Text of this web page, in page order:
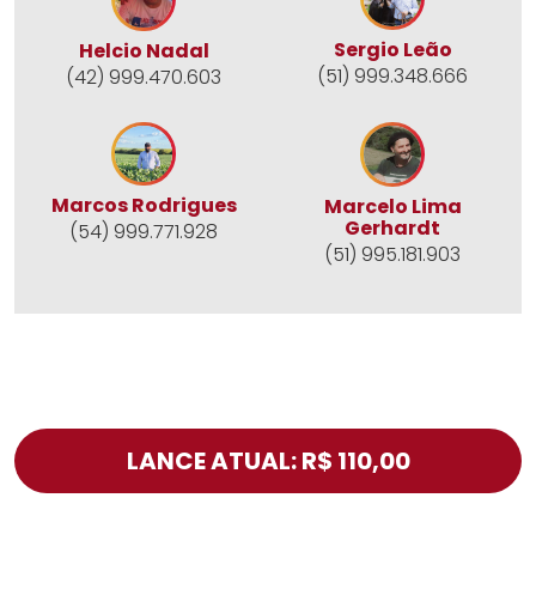
Helcio Nadal
(42) 999.470.603
Sergio Leão
(51) 999.348.666
Marcos Rodrigues
(54) 999.771.928
Marcelo Lima
Gerhardt
(51) 995.181.903
LANCE ATUAL: R$ 110,00